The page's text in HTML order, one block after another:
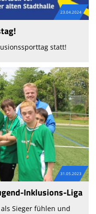
23.04.2024
statt!
31.05.2023
Inklusions-Liga
Sieger fühlen und